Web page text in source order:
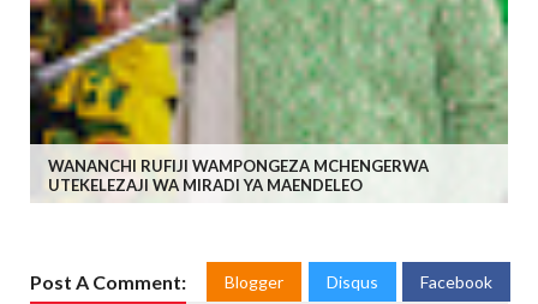
WANANCHI RUFIJI WAMPONGEZA MCHENGERWA
UTEKELEZAJI WA MIRADI YA MAENDELEO
Post A Comment: Blogger Disqus Facebook